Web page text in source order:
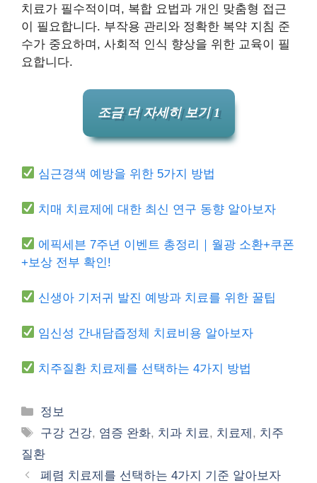
치료가 필수적이며, 복합 요법과 개인 맞춤형 접근
이 필요합니다. 부작용 관리와 정확한 복약 지침 준
수가 중요하며, 사회적 인식 향상을 위한 교육이 필
요합니다.
조금 더 자세히 보기 1
심근경색 예방을 위한 5가지 방법
치매 치료제에 대한 최신 연구 동향 알아보자
에픽세븐 7주년 이벤트 총정리｜월광 소환+쿠폰
+보상 전부 확인!
신생아 기저귀 발진 예방과 치료를 위한 꿀팁
임신성 간내담즙정체 치료비용 알아보자
치주질환 치료제를 선택하는 4가지 방법
Categories
정보
Tags
구강 건강, 염증 완화, 치과 치료, 치료제 , 치주
질환
폐렴 치료제를 선택하는 4가지 기준 알아보자